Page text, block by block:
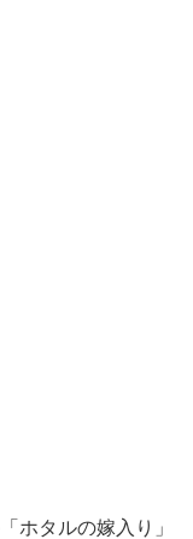
ホタルの嫁入り」